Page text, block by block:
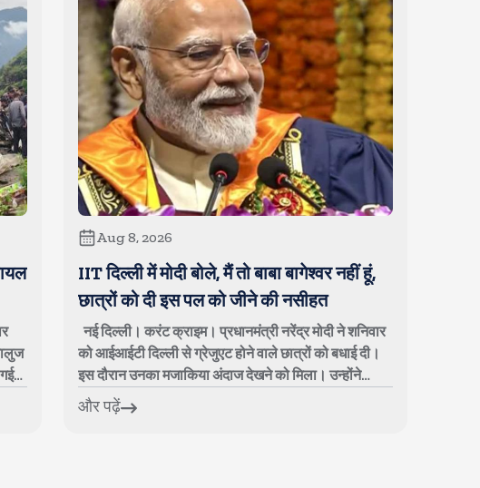
Aug 8, 2026
IIT दिल्ली में मोदी बोले, मैं तो बाबा बागेश्वर नहीं हूं,
छात्रों को दी इस पल को जीने की नसीहत
नई दिल्ली। करंट क्राइम। प्रधानमंत्री नरेंद्र मोदी ने शनिवार
को आईआईटी दिल्ली से ग्रेजुएट होने वाले छात्रों को बधाई दी।
इस दौरान उनका मजाकिया अंदाज देखने को मिला। उन्होंने
छात्रों से कहा, आप लोगों के...
और पढ़ें